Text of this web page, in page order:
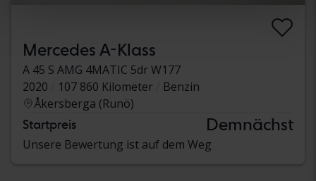
Mercedes A-Klass
A 45 S AMG 4MATIC 5dr W177
2020
107 860 Kilometer
Benzin
Åkersberga (Runö)
Startpreis Demnächst
Unsere Bewertung ist auf dem Weg